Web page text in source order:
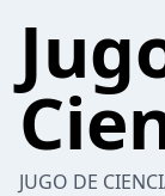
JUGO DE